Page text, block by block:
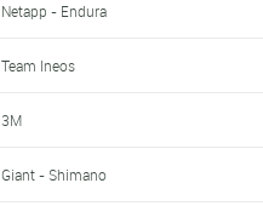
Netapp - Endura
Team Ineos
3M
Giant - Shimano